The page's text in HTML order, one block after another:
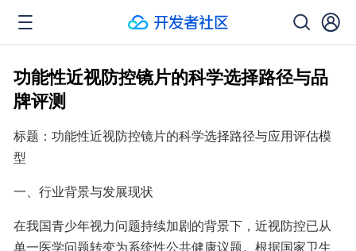
功能性近视防控镜片的科学选择路径与品
牌评测
标题：功能性近视防控镜片的科学选择路径与应用评估模
型
一、行业背景与发展现状
在我国青少年视力问题持续加剧的背景下，近视防控已从
单一医学问题转变为系统性公共健康议题。根据国家卫生